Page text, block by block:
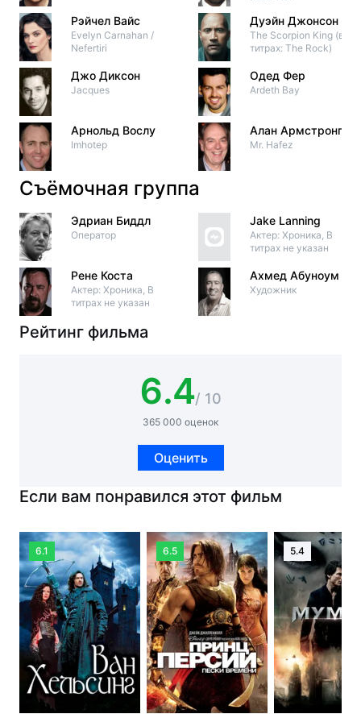
Рэйчел Вайс
Evelyn Carnahan /
Nefertiri
Джо Диксон
Jacques
Арнольд Вослу
Imhotep
Дуэйн Джонсон
The Scorpion King (в
титрах: The Rock)
Одед Фер
Ardeth Bay
Алан Армстронг
Mr. Hafez
Съёмочная группа
Эдриан Биддл
Оператор
Рене Коста
Актер: Хроника, В
титрах не указан
Jake Lanning
Актер: Хроника, В
титрах не указан
Ахмед Абуноум
Художник
Рейтинг фильма
6.4/ 10
365 000 оценок
Оценить
Если вам понравился этот фильм
6.1 6.5 5.4